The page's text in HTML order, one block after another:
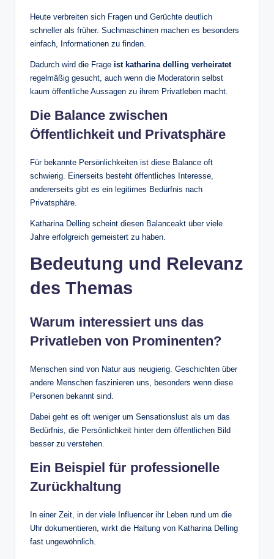
Heute verbreiten sich Fragen und Gerüchte deutlich
schneller als früher. Suchmaschinen machen es besonders
einfach, Informationen zu finden.
Dadurch wird die Frage ist katharina delling verheiratet
regelmäßig gesucht, auch wenn die Moderatorin selbst
kaum öffentliche Aussagen zu ihrem Privatleben macht.
Die Balance zwischen
Öffentlichkeit und Privatsphäre
Für bekannte Persönlichkeiten ist diese Balance oft
schwierig. Einerseits besteht öffentliches Interesse,
andererseits gibt es ein legitimes Bedürfnis nach
Privatsphäre.
Katharina Delling scheint diesen Balanceakt über viele
Jahre erfolgreich gemeistert zu haben.
Bedeutung und Relevanz
des Themas
Warum interessiert uns das
Privatleben von Prominenten?
Menschen sind von Natur aus neugierig. Geschichten über
andere Menschen faszinieren uns, besonders wenn diese
Personen bekannt sind.
Dabei geht es oft weniger um Sensationslust als um das
Bedürfnis, die Persönlichkeit hinter dem öffentlichen Bild
besser zu verstehen.
Ein Beispiel für professionelle
Zurückhaltung
In einer Zeit, in der viele Influencer ihr Leben rund um die
Uhr dokumentieren, wirkt die Haltung von Katharina Delling
fast ungewöhnlich.